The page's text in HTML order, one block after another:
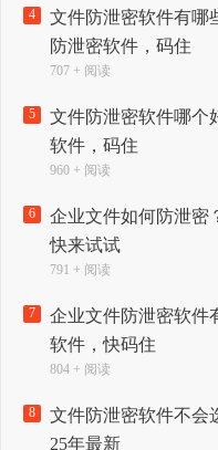
4
文件防泄密软件有哪
防泄密软件，码住
707 + 阅读
5
文件防泄密软件哪个
软件，码住
960 + 阅读
6
企业文件如何防泄密
快来试试
791 + 阅读
7
企业文件防泄密软件
软件，快码住
804 + 阅读
8
文件防泄密软件不会
25年最新